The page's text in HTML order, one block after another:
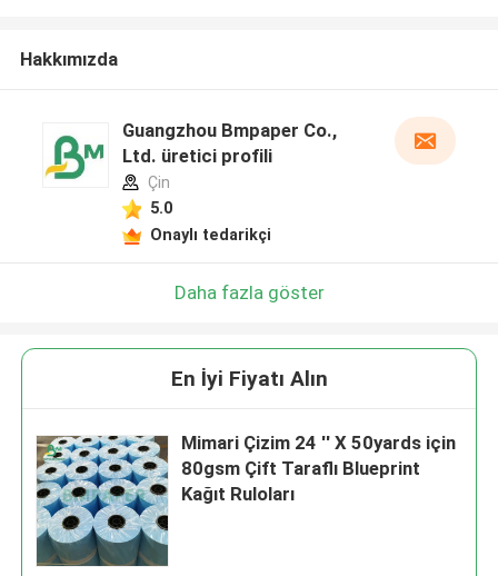
Hakkımızda
Guangzhou Bmpaper Co.,
Ltd. üretici profili
Çin
5.0
Onaylı tedarikçi
Daha fazla göster
En İyi Fiyatı Alın
Mimari Çizim 24 '' X 50yards için
80gsm Çift Taraflı Blueprint
Kağıt Ruloları